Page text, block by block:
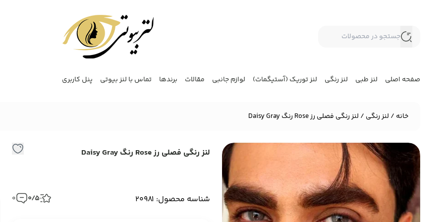
صفحه اصلی لنز طبی لنز رنگی لنز توریک (آستیگمات) لوازم جانبی مقالات برندها تماس با لنز بیوتی پنل کاربری
خانه / لنز رنگی / لنز رنگی فصلی رز Rose رنگ Daisy Gray
لنز رنگی فصلی رز Rose رنگ Daisy Gray
شناسه محصول: 20981 0/5
0